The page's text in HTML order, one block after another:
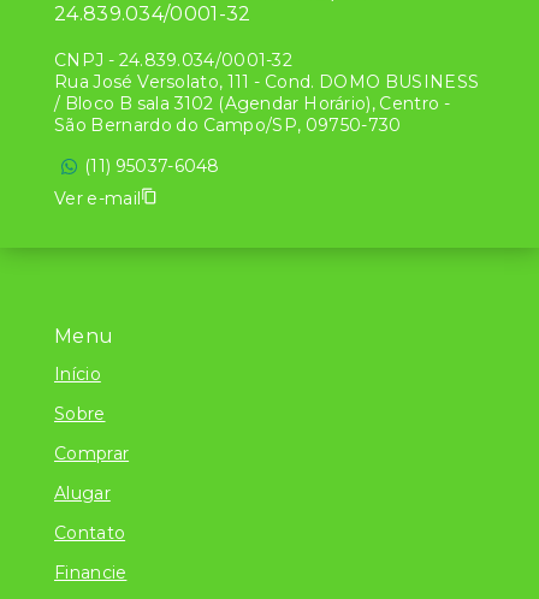
Menu
Início
Sobre
Comprar
Alugar
Contato
Financie
24.839.034/0001-32
CNPJ - 24.839.034/0001-32
Rua José Versolato, 111 - Cond. DOMO BUSINESS
/ Bloco B sala 3102 (Agendar Horário), Centro -
São Bernardo do Campo/SP, 09750-730
(11) 95037-6048
Ver e-mail